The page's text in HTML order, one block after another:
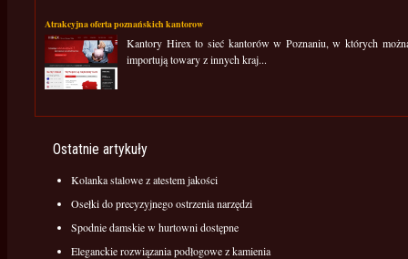
Atrakcyjna oferta poznańskich kantorow
Kantory Hirex to sieć kantorów w Poznaniu, w których
importują towary z innych kraj...
Ostatnie artykuły
Kolanka stalowe z atestem jakości
Osełki do precyzyjnego ostrzenia narzędzi
Spodnie damskie w hurtowni dostępne
Eleganckie rozwiązania podłogowe z kamienia